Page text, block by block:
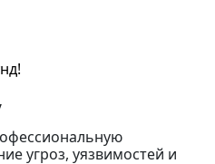
угроз, уязвимостей и